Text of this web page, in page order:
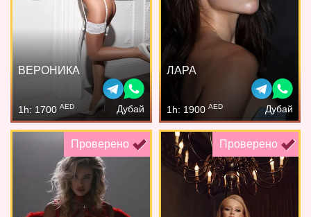
ВЕРОНИКА
1h: 1700 AED Дубай
ЛАРА
1h: 1900 AED Дубай
Проверено Проверено